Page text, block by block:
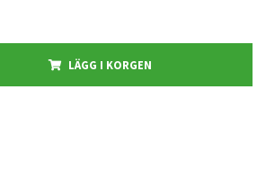
LÄGG I KORGEN